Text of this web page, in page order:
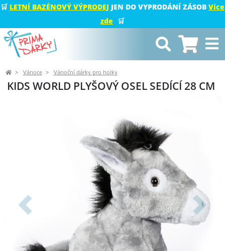
🛒 LETNÍ BAZÉNOVÝ VÝPRODEJ JEN DO VYPRODÁNÍ ZÁSOB Více
zde
🛒
Vánoce Vánoční dárky pro holky
KIDS WORLD PLYŠOVÝ OSEL SEDÍCÍ 28 CM
Předchozí Další